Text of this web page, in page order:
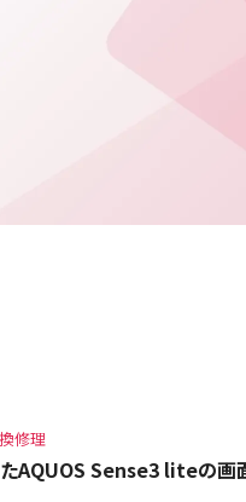
修理
たAQUOS Sense3 liteの画